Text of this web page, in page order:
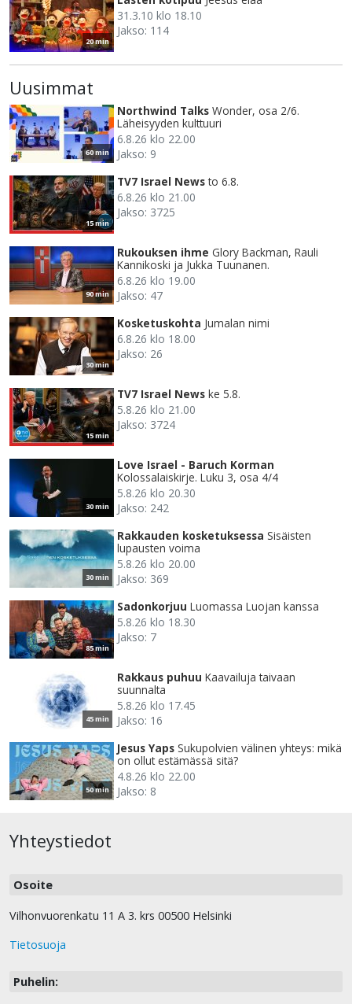
20 min
31.3.10 klo 18.10
Jakso: 114
Uusimmat
60 min
Northwind Talks Wonder, osa 2/6.
Läheisyyden kulttuuri
6.8.26 klo 22.00
Jakso: 9
15 min
TV7 Israel News to 6.8.
6.8.26 klo 21.00
Jakso: 3725
90 min
Rukouksen ihme Glory Backman, Rauli
Kannikoski ja Jukka Tuunanen.
6.8.26 klo 19.00
Jakso: 47
30 min
Kosketuskohta Jumalan nimi
6.8.26 klo 18.00
Jakso: 26
15 min
TV7 Israel News ke 5.8.
5.8.26 klo 21.00
Jakso: 3724
30 min
Love Israel - Baruch Korman
Kolossalaiskirje. Luku 3, osa 4/4
5.8.26 klo 20.30
Jakso: 242
30 min
Rakkauden kosketuksessa Sisäisten
lupausten voima
5.8.26 klo 20.00
Jakso: 369
85 min
Sadonkorjuu Luomassa Luojan kanssa
5.8.26 klo 18.30
Jakso: 7
45 min
Rakkaus puhuu Kaavailuja taivaan
suunnalta
5.8.26 klo 17.45
Jakso: 16
50 min
Jesus Yaps Sukupolvien välinen yhteys: mikä
on ollut estämässä sitä?
4.8.26 klo 22.00
Jakso: 8
Yhteystiedot
Osoite
Vilhonvuorenkatu 11 A 3. krs 00500 Helsinki
Tietosuoja
Puhelin: